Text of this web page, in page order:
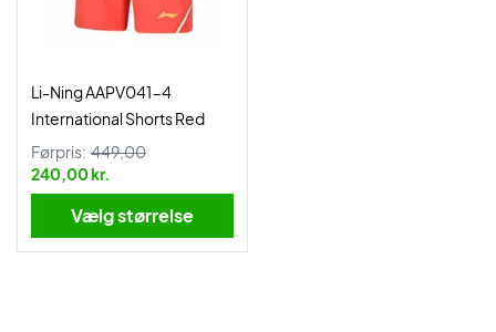
Li-Ning AAPV041-4
International Shorts Red
Førpris: 449,00
240,00 kr.
Vælg størrelse